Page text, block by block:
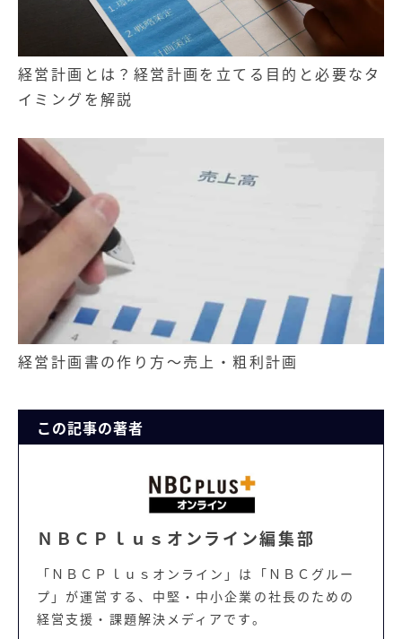
経営計画とは？経営計画を立てる目的と必要なタ
イミングを解説
経営計画書の作り方～売上・粗利計画
この記事の著者
ＮＢＣＰｌｕｓオンライン編集部
「ＮＢＣＰｌｕｓオンライン」は「ＮＢＣグルー
プ」が運営する、中堅・中小企業の社長のための
経営支援・課題解決メディアです。